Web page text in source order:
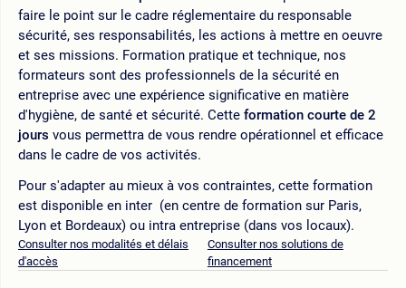
faire le point sur le cadre réglementaire du responsable
sécurité, ses responsabilités, les actions à mettre en oeuvre
et ses missions. Formation pratique et technique, nos
formateurs sont des professionnels de la sécurité en
entreprise avec une expérience significative en matière
d'hygiène, de santé et sécurité. Cette formation courte de 2
jours vous permettra de vous rendre opérationnel et efficace
dans le cadre de vos activités.
Pour s'adapter au mieux à vos contraintes, cette formation
est disponible en inter (en centre de formation sur Paris,
Lyon et Bordeaux) ou intra entreprise (dans vos locaux).
Consulter nos modalités et délais
d'accès
Consulter nos solutions de
financement